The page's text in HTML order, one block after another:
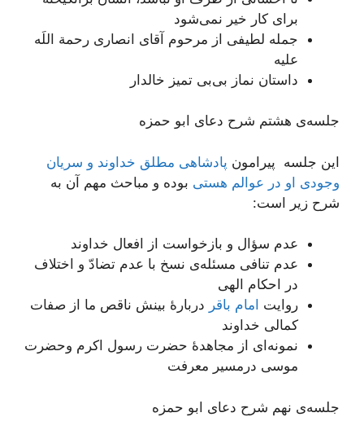
برای کار خیر نمی‌شود
جمله لطیفی از مرحوم آقای انصاری رحمة اللَه
علیه
داستان نماز بی‌بی تمیز خالدار
جلسه‌ی هشتم شرح دعای ابو حمزه
این جلسه پیرامون پادشاهی مطلق خداوند و سریان
وجودی او در عوالم هستی بوده و مباحث مهم آن به
شرح زیر است:
عدم سؤال و بازخواست از افعال خداوند
عدم تنافی مسئله‌ی نسخ با عدم تضادّ و اختلاف
در احکام الهی
روایت امام باقر دربارۀ بینش ناقص ما از صفات
کمالی خداوند
نمونه‌ای از مجاهدۀ حضرت رسول اکرم وحضرت
موسی درمسیر معرفت
جلسه‌ی نهم شرح دعای ابو حمزه